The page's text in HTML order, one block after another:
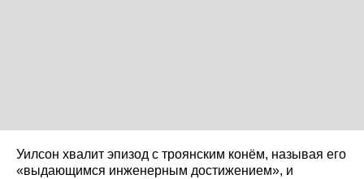
Уилсон хвалит эпизод с троянским конём, называя его
«выдающимся инженерным достижением», и